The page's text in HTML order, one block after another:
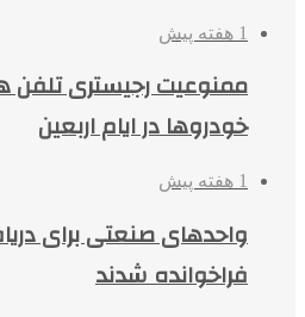
1 هفته پیش
ممنوعیت رجیستری تلفن
خودروها در ایام اربعین
1 هفته پیش
واحدهای صنعتی برای
فراخوانده شدند